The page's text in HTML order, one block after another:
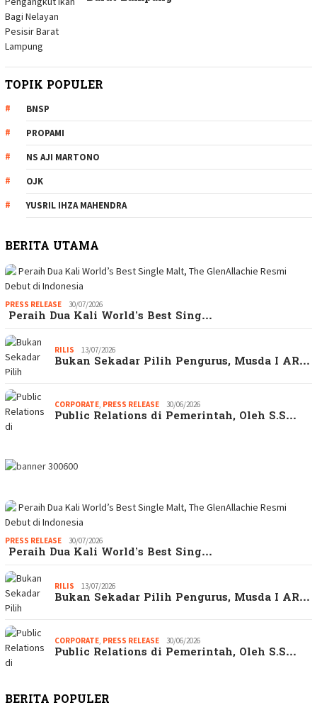
TOPIK POPULER
BNSP
PROPAMI
NS AJI MARTONO
OJK
YUSRIL IHZA MAHENDRA
BERITA UTAMA
PRESS RELEASE 30/07/2026
Peraih Dua Kali World’s Best Sing…
RILIS 13/07/2026
Bukan Sekadar Pilih Pengurus, Musda I AR…
CORPORATE, PRESS RELEASE 30/06/2026
Public Relations di Pemerintah, Oleh S.S…
PRESS RELEASE 30/07/2026
Peraih Dua Kali World’s Best Sing…
RILIS 13/07/2026
Bukan Sekadar Pilih Pengurus, Musda I AR…
CORPORATE, PRESS RELEASE 30/06/2026
Public Relations di Pemerintah, Oleh S.S…
BERITA POPULER